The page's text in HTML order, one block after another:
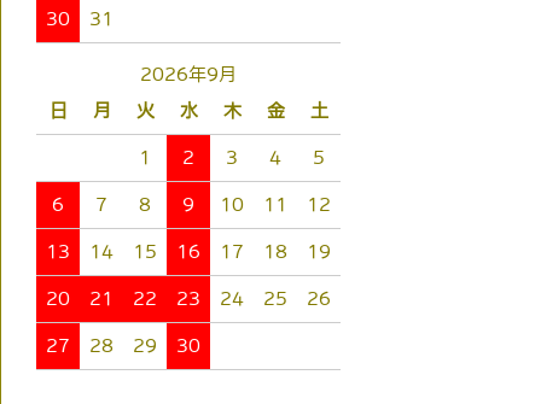
30 31
2026年9月
日
月 火 水 木 金 土
1 2 3 4 5
6 7 8 9 10 11 12
13 14 15 16 17 18 19
20 21 22 23 24 25 26
27 28 29 30